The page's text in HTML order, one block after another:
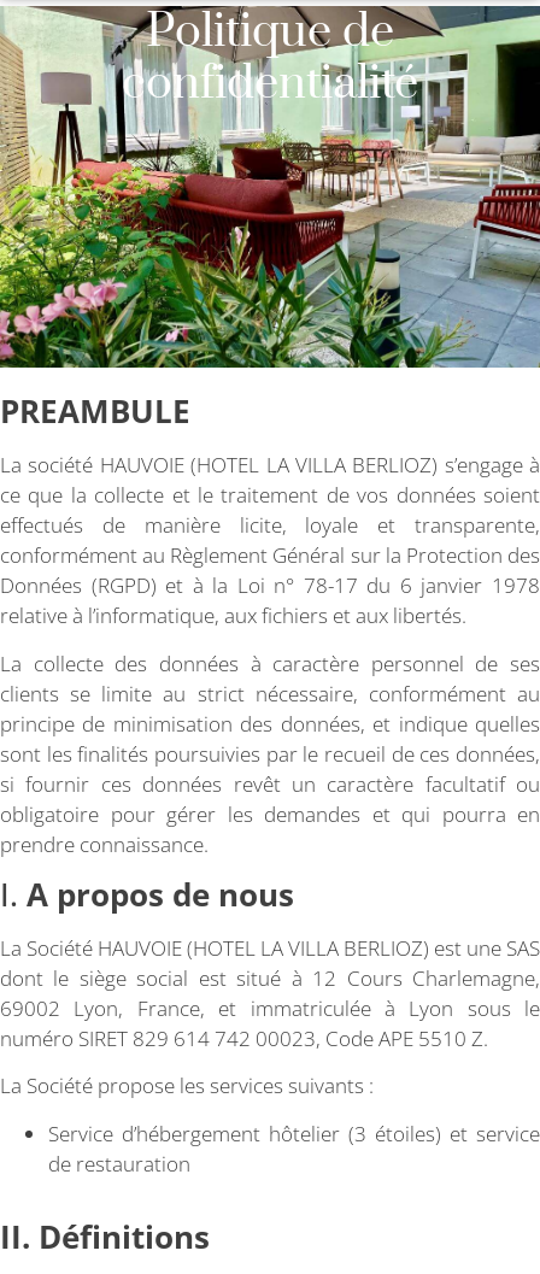
Politique de
confidentialité
PREAMBULE
La société HAUVOIE (HOTEL LA VILLA BERLIOZ) s’engage à
ce que la collecte et le traitement de vos données soient
effectués de manière licite, loyale et transparente,
conformément au Règlement Général sur la Protection des
Données (RGPD) et à la Loi n° 78-17 du 6 janvier 1978
relative à l’informatique, aux fichiers et aux libertés.
La collecte des données à caractère personnel de ses
clients se limite au strict nécessaire, conformément au
principe de minimisation des données, et indique quelles
sont les finalités poursuivies par le recueil de ces données,
si fournir ces données revêt un caractère facultatif ou
obligatoire pour gérer les demandes et qui pourra en
prendre connaissance.
I. A propos de nous
La Société HAUVOIE (HOTEL LA VILLA BERLIOZ) est une SAS
dont le siège social est situé à 12 Cours Charlemagne,
69002 Lyon, France, et immatriculée à Lyon sous le
numéro SIRET 829 614 742 00023, Code APE 5510 Z.
La Société propose les services suivants :
Service d’hébergement hôtelier (3 étoiles) et service
de restauration
II. Définitions